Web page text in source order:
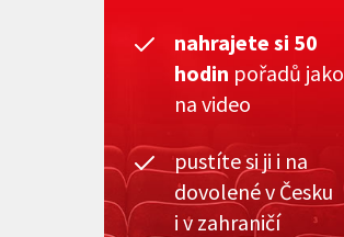
nahrajete si 50
hodin pořadů jako
na video
pustíte si ji i na
dovolené v Česku
i v zahraničí